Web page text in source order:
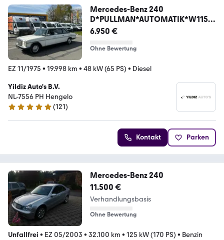
Mercedes-Benz 240
D*PULLMAN*AUTOMATIK*W115*
8-SITZER*LEDER
6.950 €
Ohne Bewertung
EZ 11/1975 • 19.998 km • 48 kW (65 PS) • Diesel
Yildiz Auto's B.V.
NL-7556 PH Hengelo
4.8 Sterne
(121)
Kontakt Parken
Mercedes-Benz 240
11.500 €
Verhandlungsbasis
Ohne Bewertung
Unfallfrei • EZ 05/2003 • 32.100 km • 125 kW (170 PS) • Benzin